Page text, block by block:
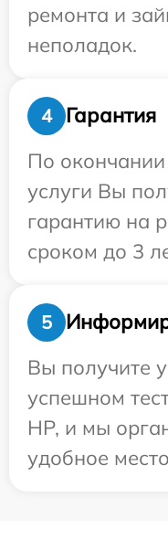
ремонта и
неполадок.
4
Гарантия
По
услуги Вы
гарантию на
сроком до 3
5
Вы получите
успешном
HP, и мы
удобное